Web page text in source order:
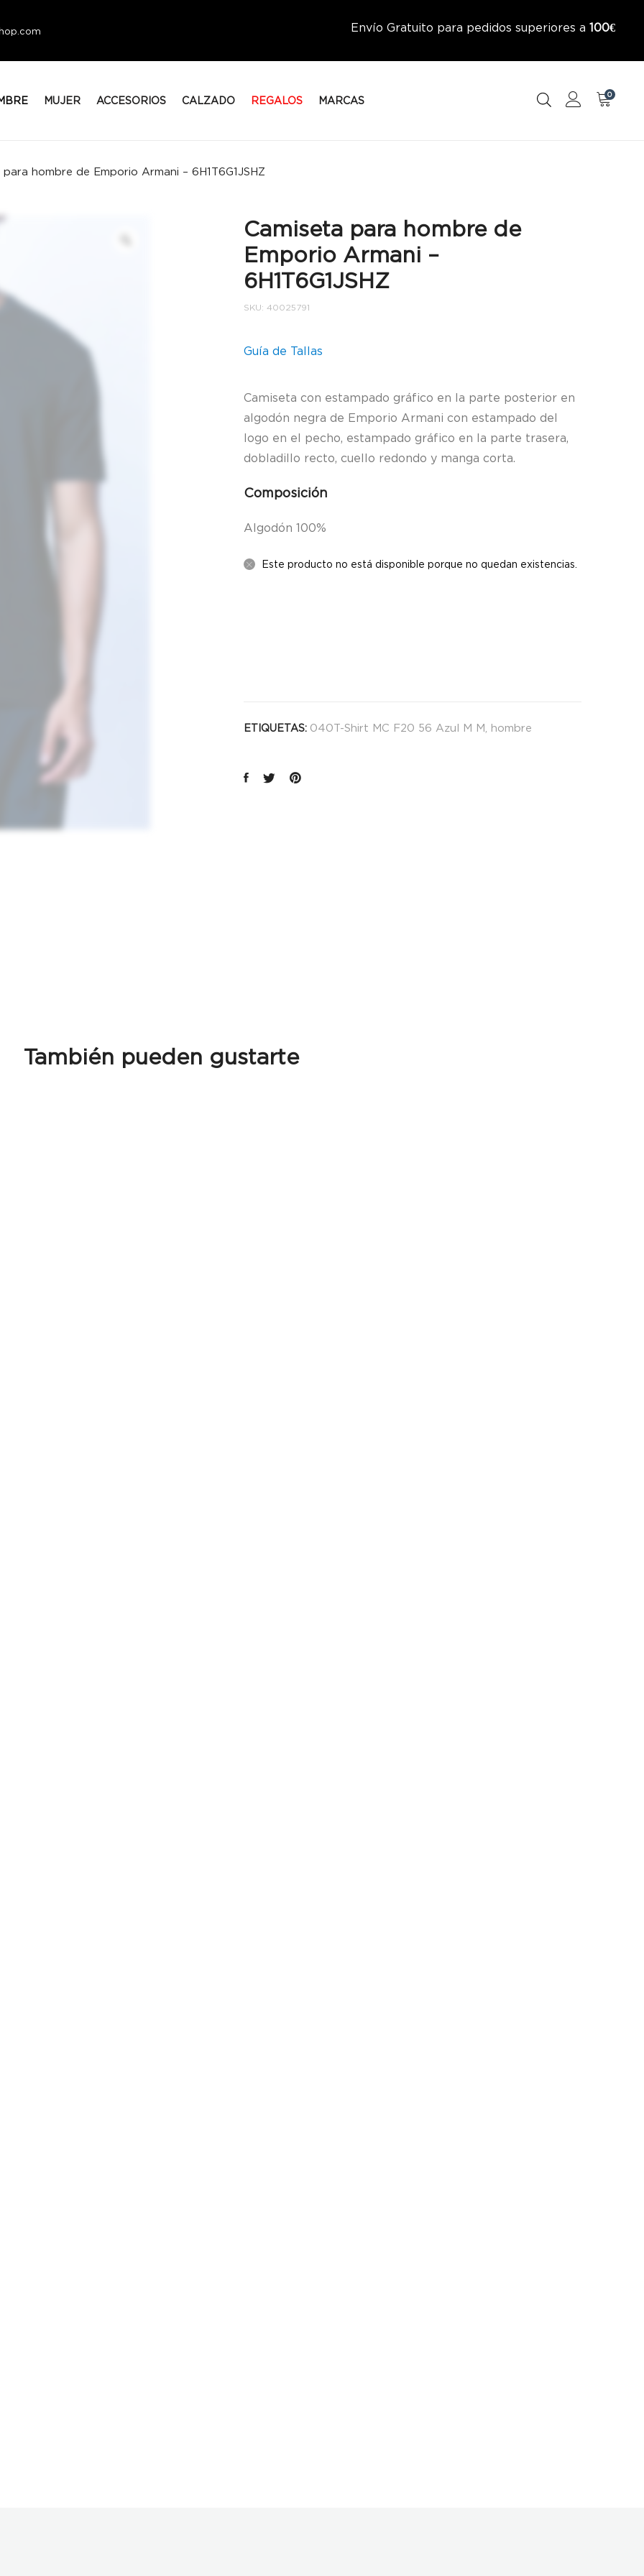
Envío Gratuito para pedidos superiores a 100€
MUJER ACCESORIOS CALZADO REGALOS MARCAS
0
para hombre de Emporio Armani – 6H1T6G1JSHZ
Camiseta para hombre de
Emporio Armani –
6H1T6G1JSHZ
SKU: 40025791
Guía de Tallas
Camiseta con estampado gráfico en la parte posterior en
algodón negra de Emporio Armani con estampado del
logo en el pecho, estampado gráfico en la parte trasera,
dobladillo recto, cuello redondo y manga corta.
Composición
Algodón 100%
Este producto no está disponible porque no quedan existencias.
ETIQUETAS: 040T-Shirt MC F20 56 Azul M M hombre
También pueden gustarte